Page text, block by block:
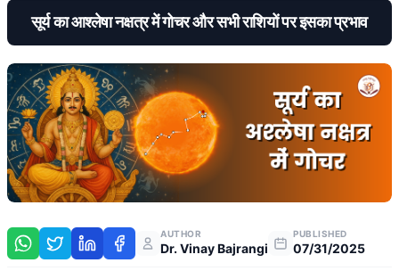
सूर्य का आश्लेषा नक्षत्र में गोचर और सभी राशियों पर इसका प्रभाव
AUTHOR
Dr. Vinay Bajrangi
PUBLISHED
07/31/2025